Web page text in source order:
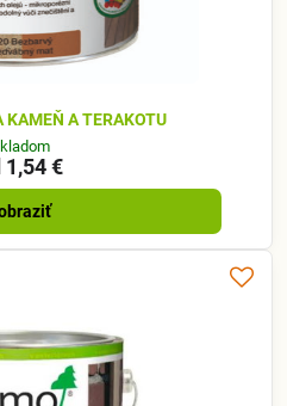
KAMEŇ A TERAKOTU
1,54 €